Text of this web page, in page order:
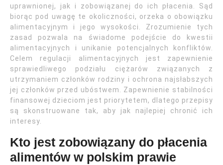
uprawnionej, jak i zobowiązanej do ich płacenia. Sąd
biorąc pod uwagę te okoliczności, orzeka o obowiązku
alimentacyjnym i jego wysokości. Zrozumienie tych
zasad pozwala na świadome podejście do kwestii
alimentacyjnych i unikanie potencjalnych konfliktów.
Celem regulacji alimentacyjnych jest zapewnienie
sprawiedliwego podziału ciężarów związanych z
utrzymaniem członków rodziny i ochrona najsłabszych
jej członków przed ubóstwem. Zapewnienie stabilności
finansowej dzieciom jest priorytetem, dlatego przepisy
są skonstruowane tak, aby jak najlepiej chronić ich
interesy.
Kto jest zobowiązany do płacenia
alimentów w polskim prawie